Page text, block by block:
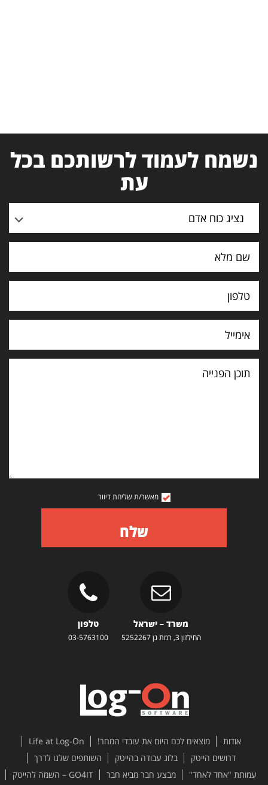
נשמח לעמוד לרשותכם בכל
עת
נציג כוח אדם
תוכן
הפנייה
מאשר/ת שליחת דיוור
שלח
משרד – ישראל
החילזון 3, רמת גן 5252267
טלפון
03-5763100
אודות מוצאים לכם היום את עובדי המחר!
Life at Log-On
דרושים הייטק
בלוג עבודה בהייטק
השותפים שלנו לדרך
עמותת "אחד לאחד"
מבצע חבר מביא חבר GO4IT – השמה להייטק